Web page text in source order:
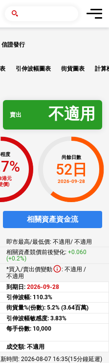
信證發行
引伸波幅圖表 街貨圖表 計算
賣出 不適用
度
港元
價)
尚餘日數
52日
2026-09-28
相關資產資金流
即市最高/最低價: 不適用/ 不適用
相關資產競價前後變化: +0.060
(+0.2%)
*買入/賣出價變動 : 不適用 /
不適用
到期日: 2026-09-28
引伸波幅: 110.3%
街貨量%(份數): 5.2% (3.64百萬)
引伸波幅敏感度: 3.83%
每手份數: 10,000
成交額: 不適用
時間: 2026-08-07 16:35(15分鐘延遲)